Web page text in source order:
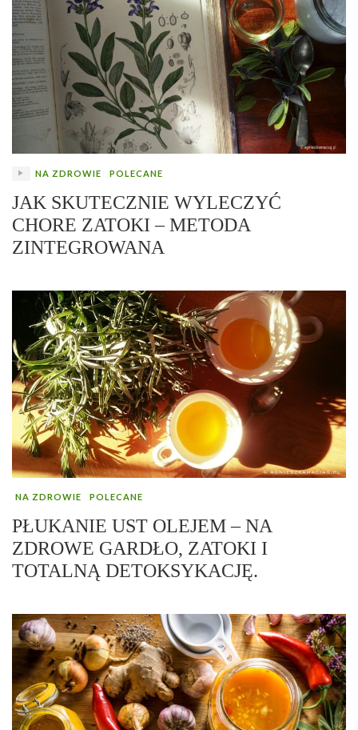
NA ZDROWIE POLECANE
JAK SKUTECZNIE WYLECZYĆ
CHORE ZATOKI – METODA
ZINTEGROWANA
NA ZDROWIE POLECANE
PŁUKANIE UST OLEJEM – NA
ZDROWE GARDŁO, ZATOKI I
TOTALNĄ DETOKSYKACJĘ.